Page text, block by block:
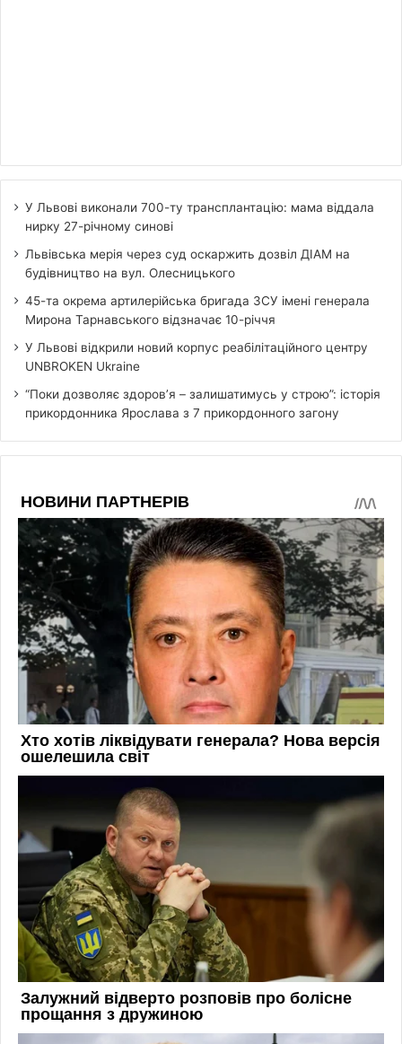
У Львові виконали 700-ту трансплантацію: мама віддала
нирку 27-річному синові
Львівська мерія через суд оскаржить дозвіл ДІАМ на
будівництво на вул. Олесницького
45-та окрема артилерійська бригада ЗСУ імені генерала
Мирона Тарнавського відзначає 10-річчя
У Львові відкрили новий корпус реабілітаційного центру
UNBROKEN Ukraine
“Поки дозволяє здоров’я – залишатимусь у строю”: історія
прикордонника Ярослава з 7 прикордонного загону